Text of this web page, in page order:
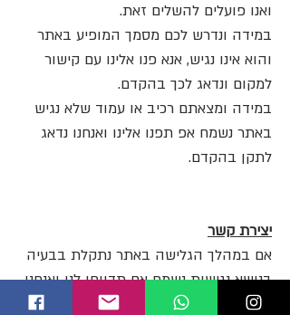
ואנו פועלים להשלים זאת.
במידה ונדרש לכם מסמך המופיע באתר
והוא אינו נגיש, אנא פנו אלינו עם קישור
למקום ונדאג לכך בהקדם.
במידה ומצאתם רכיב או עמוד שלא נגיש
באתר נשמח אפ תפנו אלינו ואנחנו נדאג
לתקן בהקדם.
יצירת קשר
אם במהלך הגלישה באתר נתקלת בבעיה
בנושא נגישות נשמח אם תדווחו לנו ואנחנו
נדאג לתקן בהקדם.